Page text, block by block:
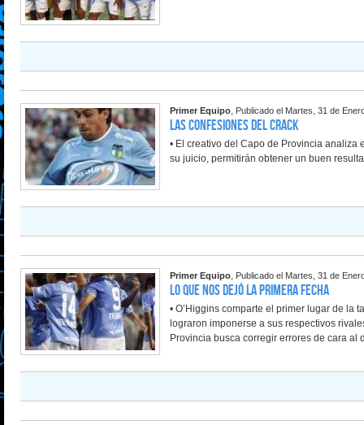
Primer Equipo , Publicado el Martes, 31 de
Las confesiones del crack
• El creativo del Capo de Provincia analiza
su juicio, permitirán obtener un buen
Primer Equipo , Publicado el Martes, 31 de
Lo que nos dejó la primera fecha
• O’Higgins comparte el primer lugar de la
lograron imponerse a sus respectivos
Provincia busca corregir errores de cara al